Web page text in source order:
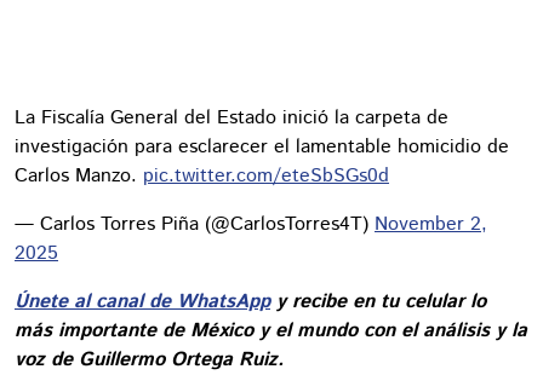
La Fiscalía General del Estado inició la carpeta de
investigación para esclarecer el lamentable homicidio de
Carlos Manzo. pic.twitter.com/eteSbSGs0d
— Carlos Torres Piña (@CarlosTorres4T) November 2,
2025
Únete al canal de WhatsAppy recibe en tu celular lo
más importante de México y el mundo con el análisis y la
voz de Guillermo Ortega Ruiz.